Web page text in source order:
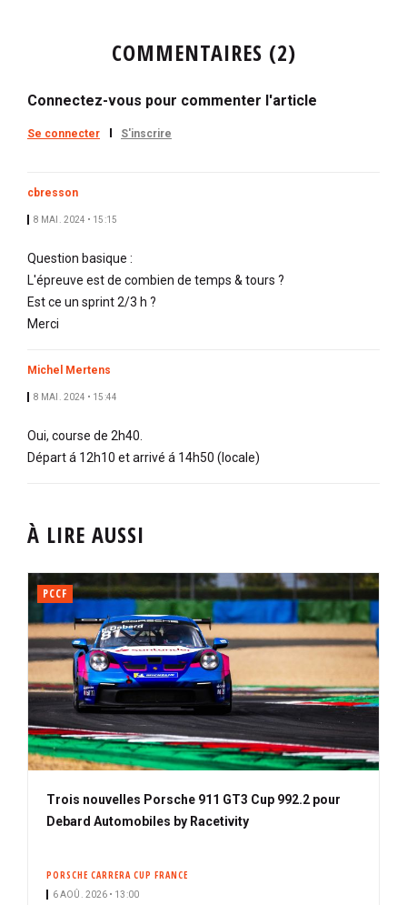
COMMENTAIRES (2)
Connectez-vous pour commenter l'article
Se connecter S'inscrire
cbresson
8 MAI. 2024 • 15:15
Question basique :
L'épreuve est de combien de temps & tours ?
Est ce un sprint 2/3 h ?
Merci
Michel Mertens
8 MAI. 2024 • 15:44
Oui, course de 2h40.
Départ á 12h10 et arrivé á 14h50 (locale)
À LIRE AUSSI
PCCF
Trois nouvelles Porsche 911 GT3 Cup 992.2 pour
Debard Automobiles by Racetivity
PORSCHE CARRERA CUP FRANCE
6 AOÛ. 2026 • 13:00